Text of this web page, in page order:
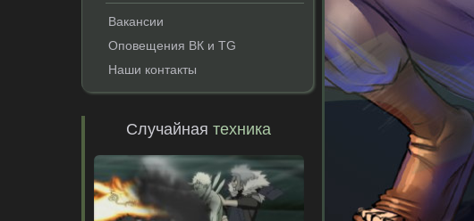
Вакансии
Оповещения ВК и TG
Наши контакты
Случайнаятехника